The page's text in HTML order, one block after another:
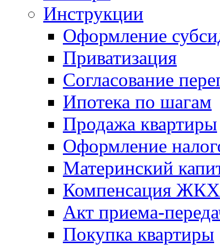
Инструкции
Оформление
Приватизация
Согласование
Ипотека по шагам
Продажа квартиры
Оформление
Материнский
Компенсация ЖКХ
Акт приема-
Покупка квартиры